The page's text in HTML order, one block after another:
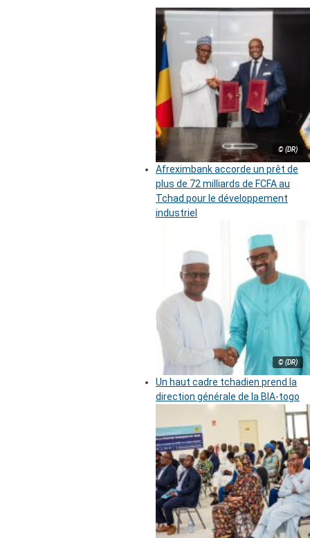
© (DR)
Afreximbank accorde un prêt de
plus de 72 milliards de FCFA au
Tchad pour le développement
industriel
© (DR)
Un haut cadre tchadien prend la
direction générale de la BIA-togo